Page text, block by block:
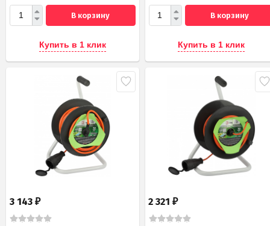
В корзину
Купить в 1 клик
В корзину
Купить в 1 клик
3 143 ₽ 2 321₽